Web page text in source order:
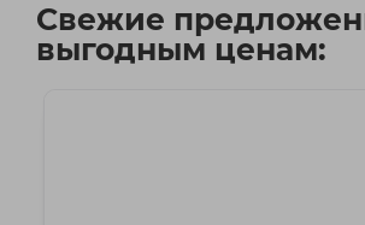
Свежие
выгодным ценам: